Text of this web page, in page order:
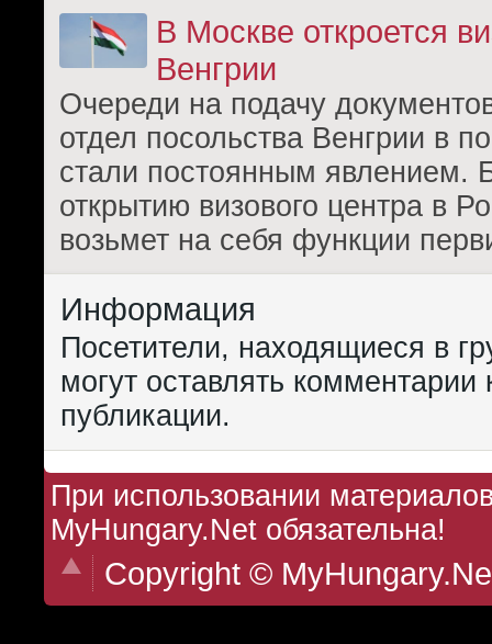
В Москве откроется
Венгрии
Очереди на подачу
отдел посольства Венгрии в
стали постоянным явлением.
открытию визового центра в
возьмет на себя функции
Информация
Посетители, находящиеся в
могут оставлять комментарии
публикации.
При использовании
MyHungary.Net обязательна!
Copyright ©